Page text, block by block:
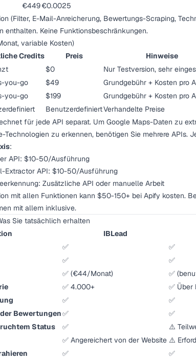
€449€0.0025
(Filter, E-Mail-Anreicherung, Bewertungs-Scraping,
enthalten. Keine Funktionsbeschränkungen.
variable Kosten)
Credits Preis
Hinweise
$0
Nur Testversion, sehr
you-go $49
Grundgebühr + Kosten pro
you-go $199
Grundgebühr + Kosten pro
BenutzerdefiniertVerhandelte Preise
für jede API separat. Um Google Maps-Daten zu
Technologien zu erkennen, benötigen Sie mehrere APIs.
:
API: $10-50/Ausführung
Extractor API: $10-50/Ausführung
Zusätzliche API oder manuelle Arbeit
mit allen Funktionen kann $50-150+ bei Apify kosten.
mit allem inklusive.
Sie tatsächlich erhalten
IBLead
✅
✅
✅
✅
✅ (€44/Monat)
✅
✅ 4.000+
✅ Über
✅
✅
Bewertungen✅
✅
Status
✅
⚠️
✅ Angereichert von der Website ⚠️
✅
✅